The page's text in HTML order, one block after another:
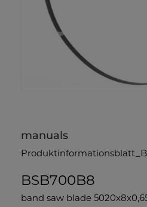
manuals
BSB700B8
band saw blade